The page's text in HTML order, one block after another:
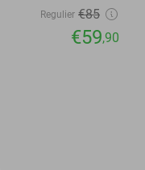
Regulier €85
€59,90